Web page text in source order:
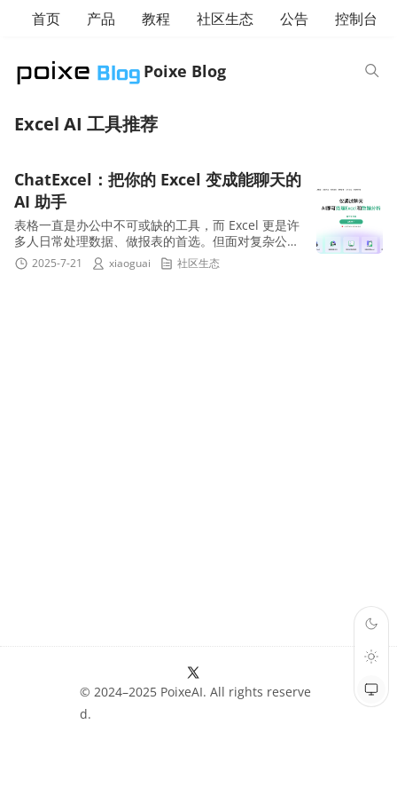
Poixe Blog
首页 产品 教程 社区生态 公告 控制台
Excel AI 工具推荐
ChatExcel：把你的 Excel 变成能聊天的
AI 助手
表格一直是办公中不可或缺的工具，而 Excel 更是许
多人日常处理数据、做报表的首选。但面对复杂公
式、数据透视表、函数嵌套时，很多人都曾“望表兴
叹”。近年来...
2025-7-21 xiaoguai 社区生态
© 2024–2025 PoixeAI. All rights reserve
d.